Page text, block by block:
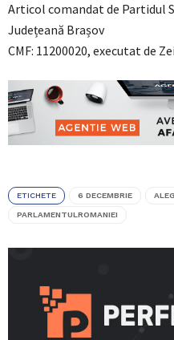
Articol comandat de Partidul
Județeană Brașov
CMF: 11200020, executat de
ETICHETE 6 DECEMBRIE
PARLAMENTULROMANIEI